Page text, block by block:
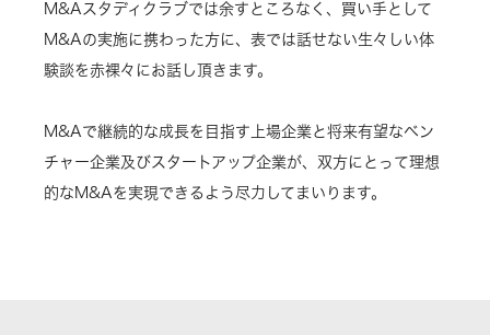
M&Aスタディクラブでは余すところなく、買い手として
M&Aの実施に携わった方に、表では話せない生々しい体
験談を赤裸々にお話し頂きます。
M&Aで継続的な成長を目指す上場企業と将来有望なベン
チャー企業及びスタートアップ企業が、双方にとって理想
的なM&Aを実現できるよう尽力してまいります。